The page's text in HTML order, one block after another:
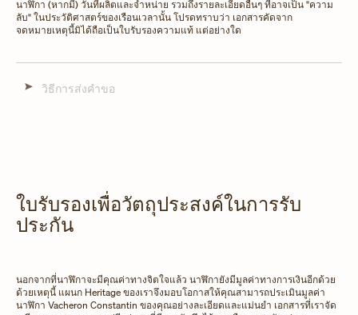
นาฬิกา (หากมี) วันที่ผลิตและจำหน่าย รวมถึงรายละเอียดอื่นๆ ที่อาจเป็น "ความ
ลับ" ในประวัติศาสตร์ของเรือนเวลานั้น โปรดทราบว่า เอกสารคัดจาก
จดหมายเหตุนี้มิได้ถือเป็นใบรับรองความแท้ แต่อย่างใด
วิธีการส่งคำขอ
ใบรับรองเพื่อวัตถุประสงค์ในการรับ
ประกัน
นอกจากที่นาฬิกาจะมีคุณค่าทางจิตใจแล้ว นาฬิกายังมีมูลค่าทางการเงินอีกด้วย
ด้วยเหตุนี้ แผนก Heritage ของเราจึงมอบโอกาสให้คุณสามารถประเมินมูลค่า
นาฬิกา Vacheron Constantin ของคุณอย่างละเอียดและแม่นยำ เอกสารที่เราจัด